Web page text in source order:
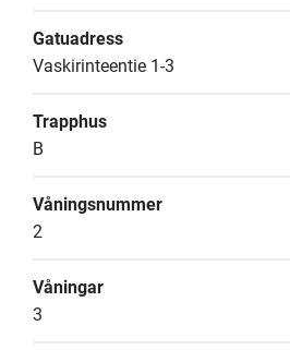
Gatuadress
Vaskirinteentie 1-3
Trapphus
B
Våningsnummer
2
Våningar
3